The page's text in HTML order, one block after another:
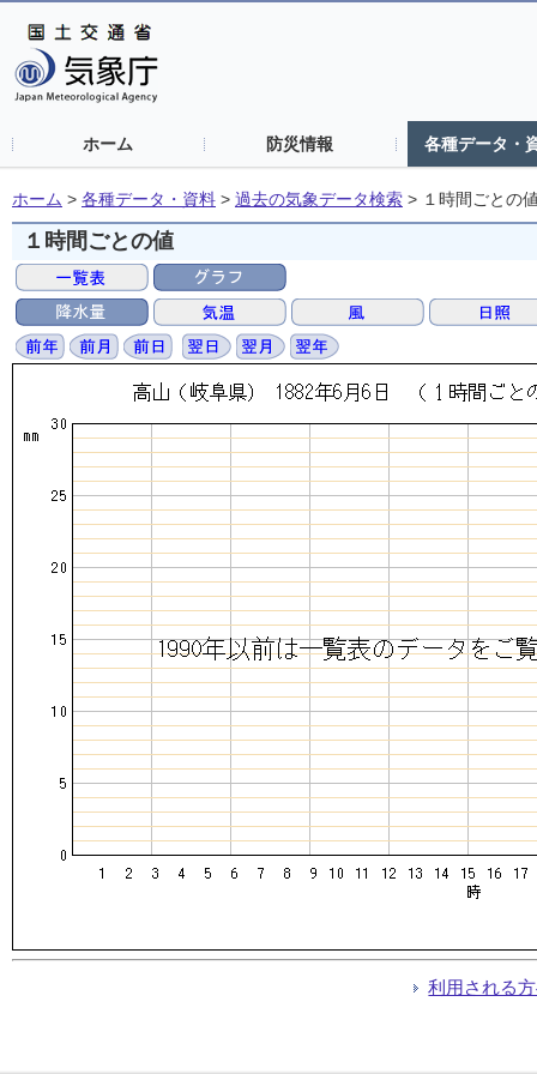
ホーム 防災情報 各種データ・
ホーム > 各種データ・資料 > 過去の気象データ検索 > １時間ごとの
１時間ごとの値
利用される